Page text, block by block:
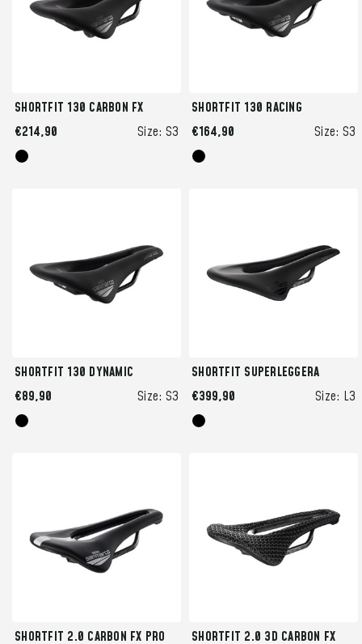
SHORTFIT 130 CARBON FX
Size: S3
€214,90
SHORTFIT 130 RACING
Size: S3
€164,90
SHORTFIT 130 DYNAMIC
Size: S3
€89,90
SHORTFIT SUPERLEGGERA
Size: L3
€399,90
SHORTFIT 2.0 CARBON FX PRO
SHORTFIT 2.0 3D CARBON FX